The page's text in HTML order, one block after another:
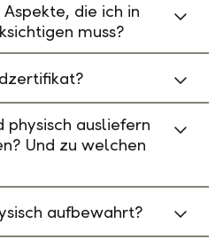
die ich in
muss?
physisch ausliefern
Und zu welchen
aufbewahrt?